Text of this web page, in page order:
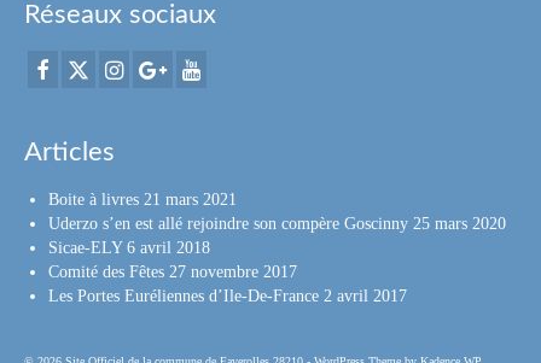
Réseaux sociaux
Articles
Boite à livres 21 mars 2021
Uderzo s’en est allé rejoindre son compère Goscinny 25 mars 2020
Sicae-ELY 6 avril 2018
Comité des Fêtes 27 novembre 2017
Les Portes Euréliennes d’Ile-De-France 2 avril 2017